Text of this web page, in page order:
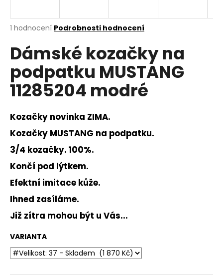
Průměrné
produktu
je
5
hvězdiček.
1 hodnocení Podrobnosti hodnocení
Dámské kozačky na
podpatku MUSTANG
11285204 modré
Kozačky novinka ZIMA.
Kozačky MUSTANG na podpatku.
3/4 kozačky. 100%.
Končí pod lýtkem.
Efektní imitace kůže.
Ihned zasíláme.
Již zítra mohou být u Vás...
VARIANTA
j
t
?
HLEDAT
o
p
o
r
u
u
j
e